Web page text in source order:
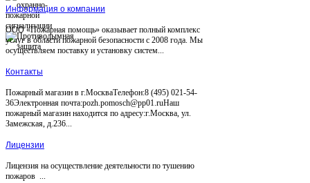
Информация о компании
ООО «Пожарная помощь» оказывает полный комплекс
услуг в области пожарной безопасности с 2008 года. Мы
осуществляем поставку и установку систем...
Контакты
Пожарный магазин в г.МоскваТелефон:8 (495) 021-54-
36Электронная почта:pozh.pomosch@pp01.ruНаш
пожарный магазин находится по адресу:г.Москва, ул.
Замежская, д.236...
Лицензии
Лицензия на осуществление деятельности по тушению
пожаров ...